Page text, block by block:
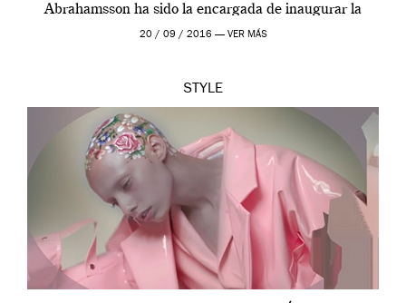
Abrahamsson ha sido la encargada de inaugurar la
edición de este año de EGO, la […]
20 / 09 / 2016 — VER MÁS
STYLE